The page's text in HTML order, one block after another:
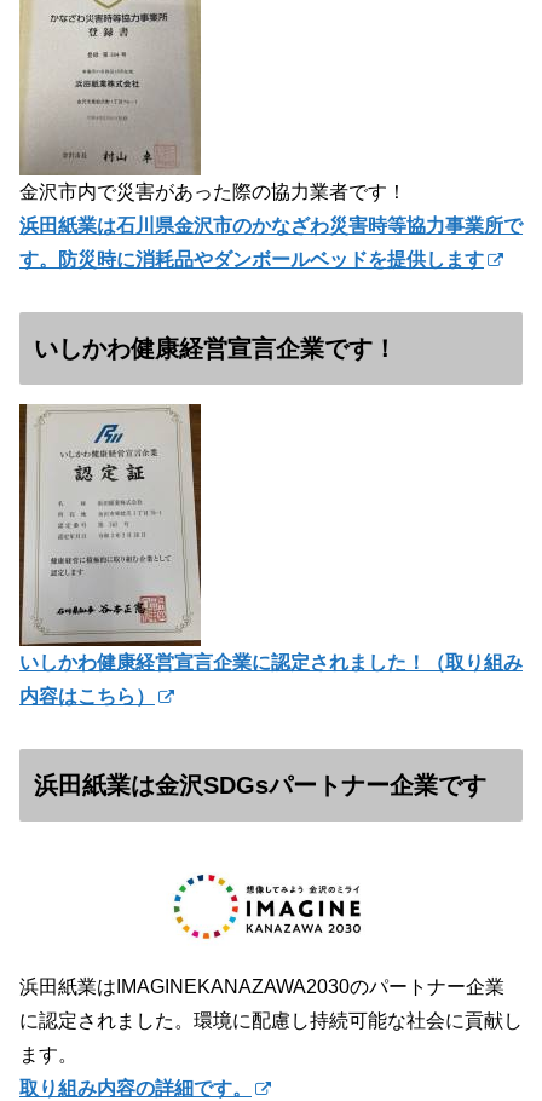
金沢市内で災害があった際の協力業者です！
浜田紙業は石川県金沢市のかなざわ災害時等協力事業所で
す。防災時に消耗品やダンボールベッドを提供します
いしかわ健康経営宣言企業です！
いしかわ健康経営宣言企業に認定されました！（取り組み
内容はこちら）
浜田紙業は金沢SDGsパートナー企業です
浜田紙業はIMAGINEKANAZAWA2030のパートナー企業
に認定されました。環境に配慮し持続可能な社会に貢献し
ます。
取り組み内容の詳細です。